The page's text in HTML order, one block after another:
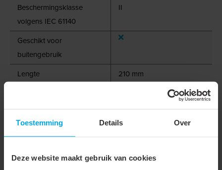
Toestemming Details Over
Deze website maakt gebruik van cookies
Beschermingsklasse
volgens IEC 61140
II
Geschikt voor
buitengebruik
Lengte
210 mm
Hoogte
32 mm